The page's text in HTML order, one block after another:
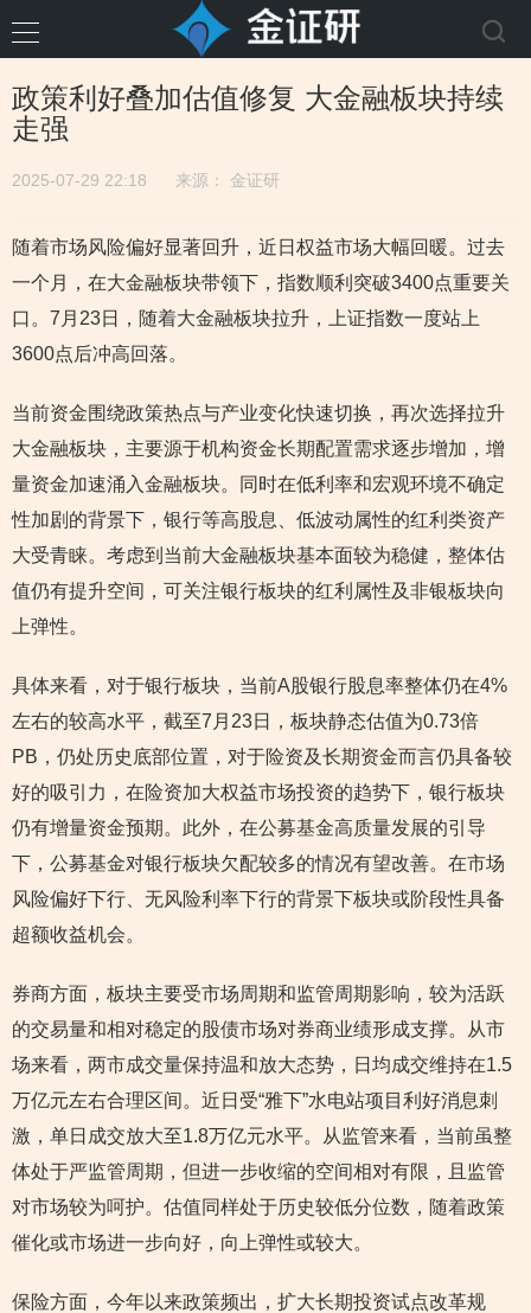
政策利好叠加估值修复 大金融板块持续
走强
2025-07-29 22:18 来源： 金证研
随着市场风险偏好显著回升，近日权益市场大幅回暖。过去
一个月，在大金融板块带领下，指数顺利突破3400点重要关
口。7月23日，随着大金融板块拉升，上证指数一度站上
3600点后冲高回落。
当前资金围绕政策热点与产业变化快速切换，再次选择拉升
大金融板块，主要源于机构资金长期配置需求逐步增加，增
量资金加速涌入金融板块。同时在低利率和宏观环境不确定
性加剧的背景下，银行等高股息、低波动属性的红利类资产
大受青睐。考虑到当前大金融板块基本面较为稳健，整体估
值仍有提升空间，可关注银行板块的红利属性及非银板块向
上弹性。
具体来看，对于银行板块，当前A股银行股息率整体仍在4%
左右的较高水平，截至7月23日，板块静态估值为0.73倍
PB，仍处历史底部位置，对于险资及长期资金而言仍具备较
好的吸引力，在险资加大权益市场投资的趋势下，银行板块
仍有增量资金预期。此外，在公募基金高质量发展的引导
下，公募基金对银行板块欠配较多的情况有望改善。在市场
风险偏好下行、无风险利率下行的背景下板块或阶段性具备
超额收益机会。
券商方面，板块主要受市场周期和监管周期影响，较为活跃
的交易量和相对稳定的股债市场对券商业绩形成支撑。从市
场来看，两市成交量保持温和放大态势，日均成交维持在1.5
万亿元左右合理区间。近日受“雅下”水电站项目利好消息刺
激，单日成交放大至1.8万亿元水平。从监管来看，当前虽整
体处于严监管周期，但进一步收缩的空间相对有限，且监管
对市场较为呵护。估值同样处于历史较低分位数，随着政策
催化或市场进一步向好，向上弹性或较大。
保险方面，今年以来政策频出，扩大长期投资试点改革规